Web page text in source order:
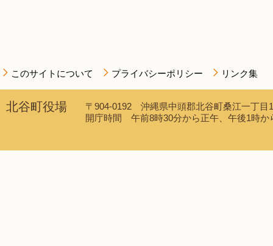
このサイトについて プライバシーポリシー リンク集
北谷町役場
〒904-0192 沖縄県中頭郡北谷町桑江一丁
開庁時間 午前8時30分から正午、午後1時か